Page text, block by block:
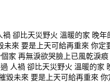
卻比天災野火 溫暖的家 晚年
來 要是上天可給再重來 你定
家 再無淚欲哭臉上已風乾淚痕
人禍 卻比天災野火 溫暖的家
毀未來 要是上天可給再重來 你